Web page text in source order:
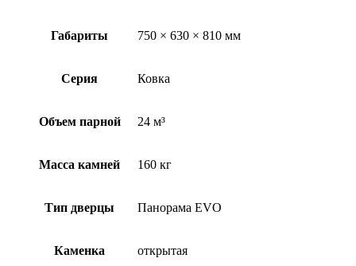
Габариты 750 × 630 × 810 мм
Серия Ковка
Объем парной 24 м³
Масса камней 160 кг
Тип дверцы Панорама EVO
Каменка открытая